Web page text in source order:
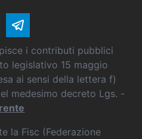
i contributi pubblici
legislativo 15 maggio
ai sensi della lettera f)
medesimo decreto Lgs. -
la Fisc (Federazione